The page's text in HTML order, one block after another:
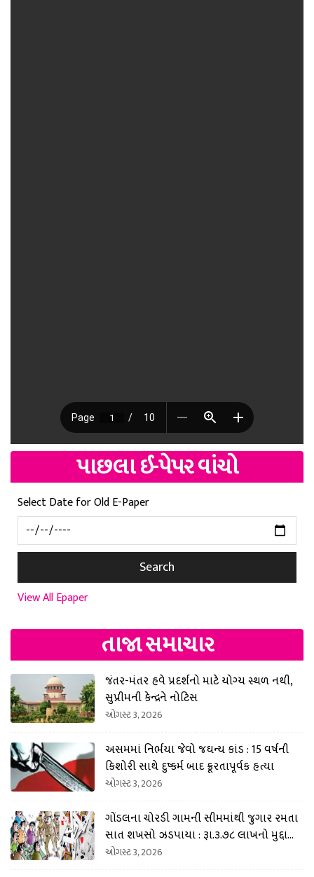
પાછલા ઈ-પેપર વાંચો
Select Date for Old E-Paper
Search
View All Epaper
તાજા સમાચાર
જંતર-મંતર હવે પ્રદર્શનો માટે યોગ્ય સ્થળ નથી,
સુપ્રીમની કેન્દ્રને નોટિસ
ઓગસ્ટ 3, 2026
અસમમાં નિર્ભયા જેવો જઘન્ય કાંડ : 15 વર્ષની
કિશોરી સાથે દુષ્કર્મ બાદ ક્રૂરતાપૂર્વક હત્યા
ઓગસ્ટ 3, 2026
ગોંડલના ચોરડી ગામની સીમમાંથી જુગાર રમતા
સાત શખસો ઝડપાયા : રૂા.૩.૭૮ લાખનો મુદ્દામા
લ કબજે
ઓગસ્ટ 3, 2026